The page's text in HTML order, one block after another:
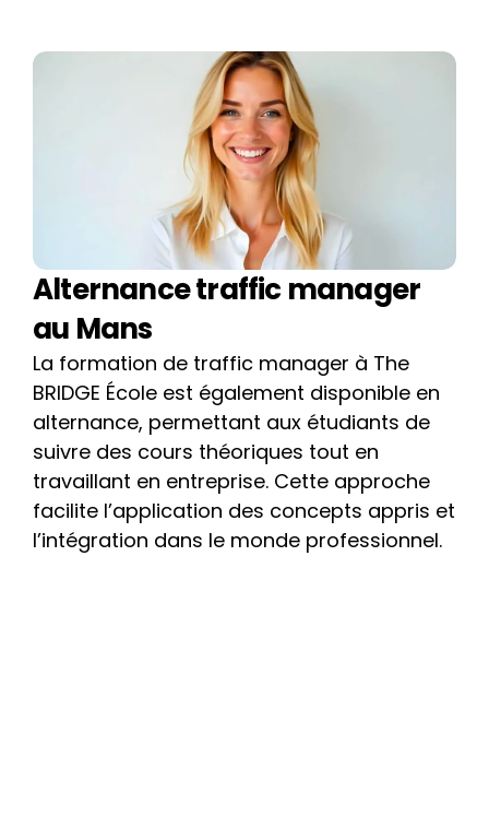
Alternance traffic manager
au Mans
La formation de traffic manager à The
BRIDGE École est également disponible en
alternance, permettant aux étudiants de
suivre des cours théoriques tout en
travaillant en entreprise. Cette approche
facilite l’application des concepts appris et
l’intégration dans le monde professionnel.